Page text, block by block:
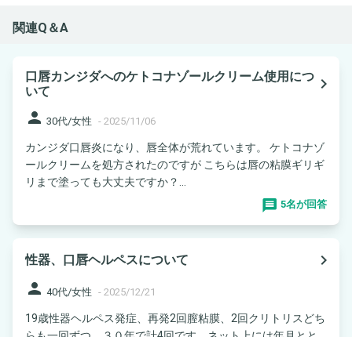
関連Q＆A
口唇カンジダへのケトコナゾールクリーム使用につ
いて
navigate_next
person 30代/女性 - 2025/11/06
カンジダ口唇炎になり、唇全体が荒れています。 ケトコナゾ
ールクリームを処方されたのですが こちらは唇の粘膜ギリギ
リまで塗っても大丈夫ですか？...
5名が回答
性器、口唇ヘルペスについて
navigate_next
person 40代/女性 - 2025/12/21
19歳性器ヘルペス発症、再発2回膣粘膜、2回クリトリスどち